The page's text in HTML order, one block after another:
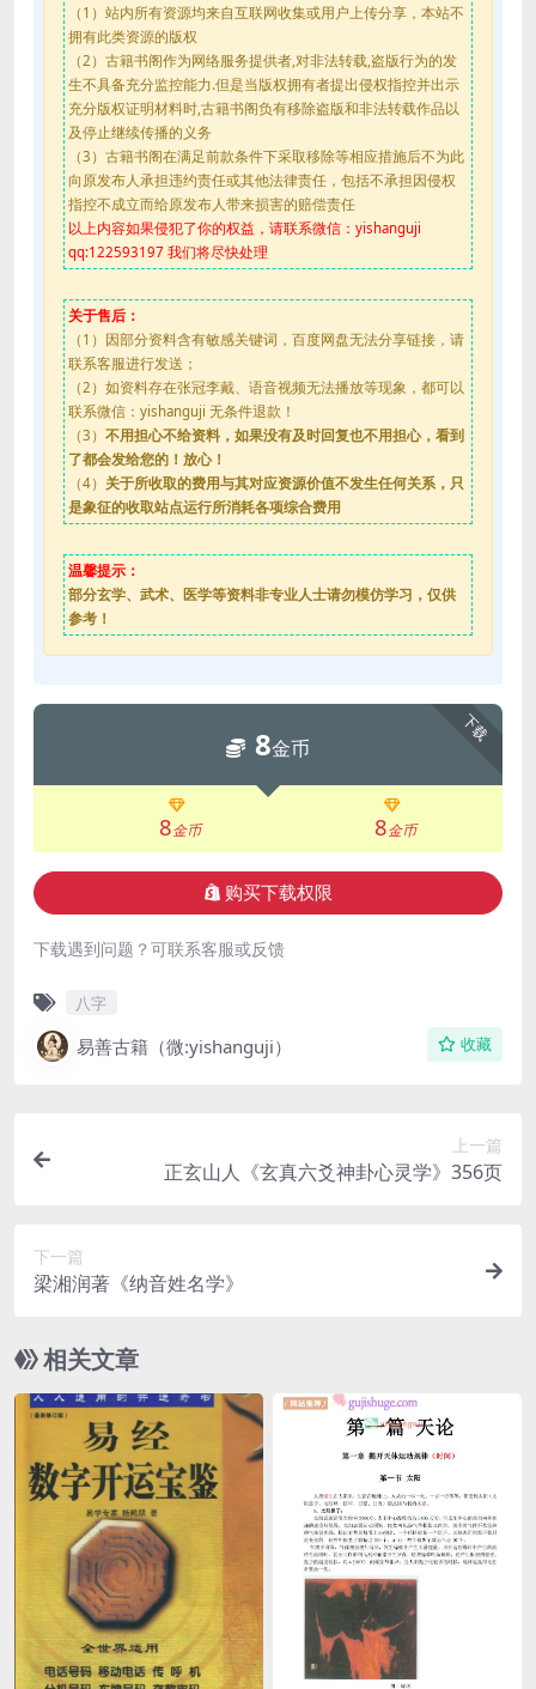
（1）站内所有资源均来自互联网收集或用户上传分享，本站不
拥有此类资源的版权
（2）古籍书阁作为网络服务提供者,对非法转载,盗版行为的发
生不具备充分监控能力.但是当版权拥有者提出侵权指控并出示
充分版权证明材料时,古籍书阁负有移除盗版和非法转载作品以
及停止继续传播的义务
（3）古籍书阁在满足前款条件下采取移除等相应措施后不为此
向原发布人承担违约责任或其他法律责任，包括不承担因侵权
指控不成立而给原发布人带来损害的赔偿责任
以上内容如果侵犯了你的权益，请联系微信：yishanguji
qq:122593197 我们将尽快处理
关于售后：
（1）因部分资料含有敏感关键词，百度网盘无法分享链接，请
联系客服进行发送；
（2）如资料存在张冠李戴、语音视频无法播放等现象，都可以
联系微信：yishanguji 无条件退款！
（3） 不用担心不给资料，如果没有及时回复也不用担心，看到
了都会发给您的！放心！
（4） 关于所收取的费用与其对应资源价值不发生任何关系，只
是象征的收取站点运行所消耗各项综合费用
温馨提示：
部分玄学、武术、医学等资料非专业人士请勿模仿学习，仅供
参考！
下载
8金币
8金币 8金币
购买下载权限
下载遇到问题？可联系客服或反馈
八字
易善古籍（微:yishanguji） 收藏
上一篇
正玄山人《玄真六爻神卦心灵学》356页
下一篇
梁湘润著《纳音姓名学》
相关文章